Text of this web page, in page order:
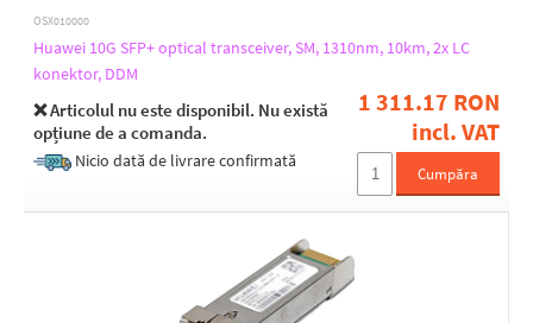
OSX010000
Huawei 10G SFP+ optical transceiver, SM, 1310nm, 10km, 2x LC
konektor, DDM
❌ Articolul nu este disponibil. Nu există
opțiune de a comanda.
Nicio dată de livrare confirmată
1 311.17 RON
incl. VAT
Cumpăra